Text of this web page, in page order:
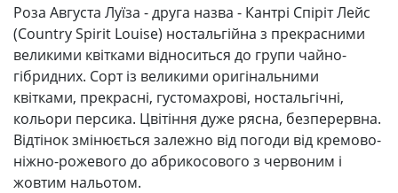
Роза Августа Луїза - друга назва - Кантрі Спіріт Лейс
(Country Spirit Louise) ностальгійна з прекрасними
великими квітками відноситься до групи чайно-
гібридних. Сорт із великими оригінальними
квітками, прекрасні, густомахрові, ностальгічні,
кольори персика. Цвітіння дуже рясна, безперервна.
Відтінок змінюється залежно від погоди від кремово-
ніжно-рожевого до абрикосового з червоним і
жовтим нальотом.